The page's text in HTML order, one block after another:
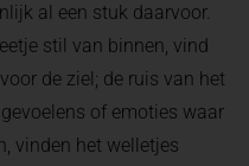
al een stuk daarvoor.
stil van binnen, vind
de ziel; de ruis van het
of emoties waar
vinden het welletjes